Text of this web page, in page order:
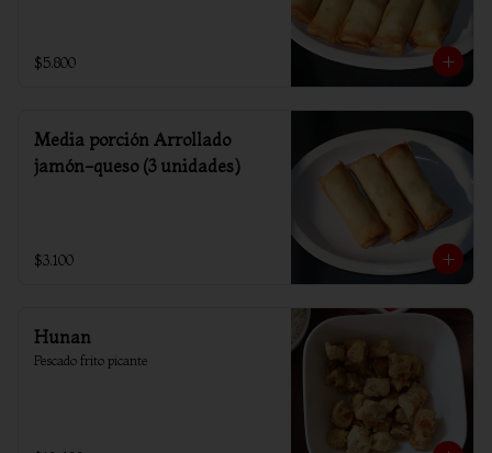
$5.800
Media porción Arrollado
jamón-queso (3 unidades)
$3.100
Hunan
Pescado frito picante